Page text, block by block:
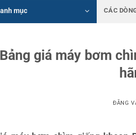
mục CÁC
Bảng giá máy bơm
ĐĂNG